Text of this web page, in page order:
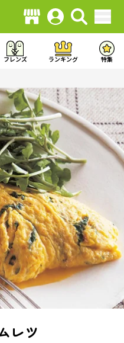
フレンズ ランキング 特集
レツ